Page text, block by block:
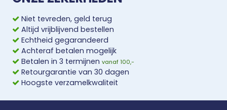
Niet tevreden, geld terug
Altijd vrijblijvend bestellen
Echtheid gegarandeerd
Achteraf betalen mogelijk
Betalen in 3 termijnen vanaf 100,-
Retourgarantie van 30 dagen
Hoogste verzamelkwaliteit